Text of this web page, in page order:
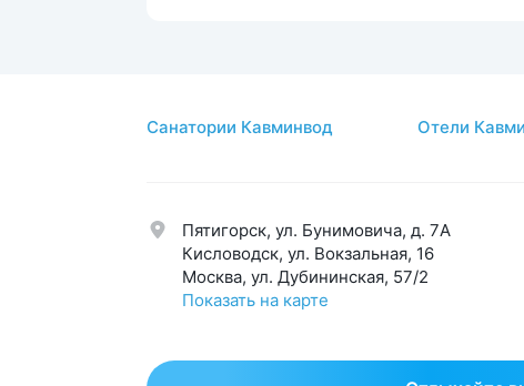
Мочеполовая система 39
Общетерапевтический 123
Суставы
Санатории Кавминвод Отели
Пятигорск, ул. Бунимовича, д. 7A
Кисловодск, ул. Вокзальная, 16
Москва, ул. Дубининская, 57/2
Показать на карте